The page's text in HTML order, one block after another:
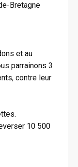
Bretagne
et au
parrainons 3
contre leur
10 500